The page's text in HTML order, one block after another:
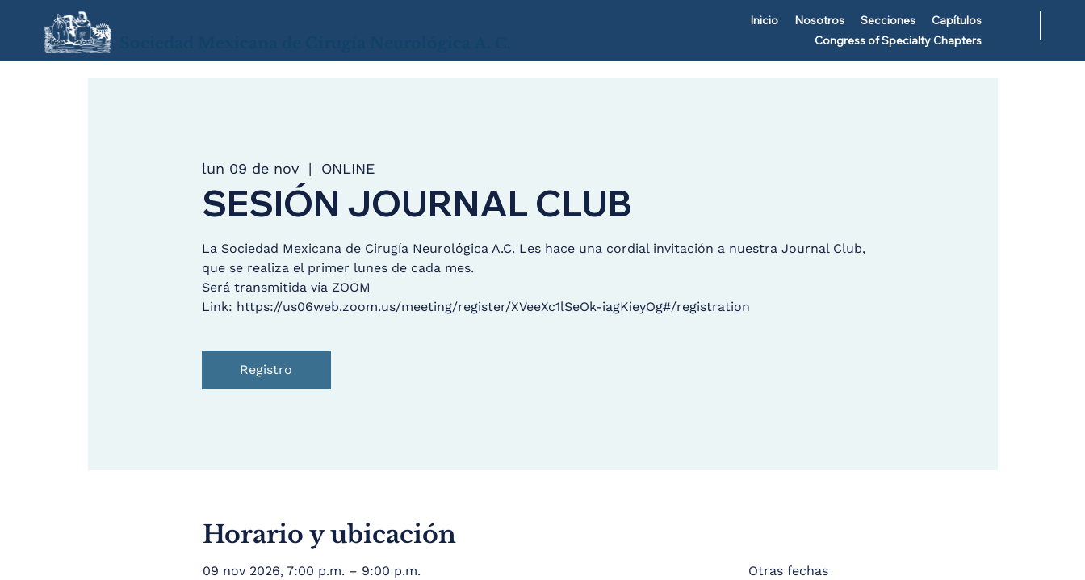
Inicio Nosotros Secciones
Capítulos
Congress of Specialty Chapters
lun 09 de nov
  |
ONLINE
SESIÓN JOURNAL CLUB
La Sociedad Mexicana de Cirugía Neurológica A.C. Les hace una cordial invitación a nuestra Journal Club,
que se realiza el primer lunes de cada mes.
Será transmitida vía ZOOM
Link: https://us06web.zoom.us/meeting/register/XVeeXc1lSeOk-iagKieyOg#/registration
Registro
Horario y ubicación
09 nov 2026, 7:00 p.m. – 9:00 p.m.
Otras fechas